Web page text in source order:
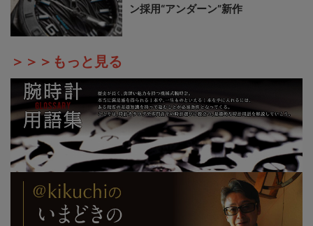
ン採用“アンダーン”新作
＞＞＞もっと見る